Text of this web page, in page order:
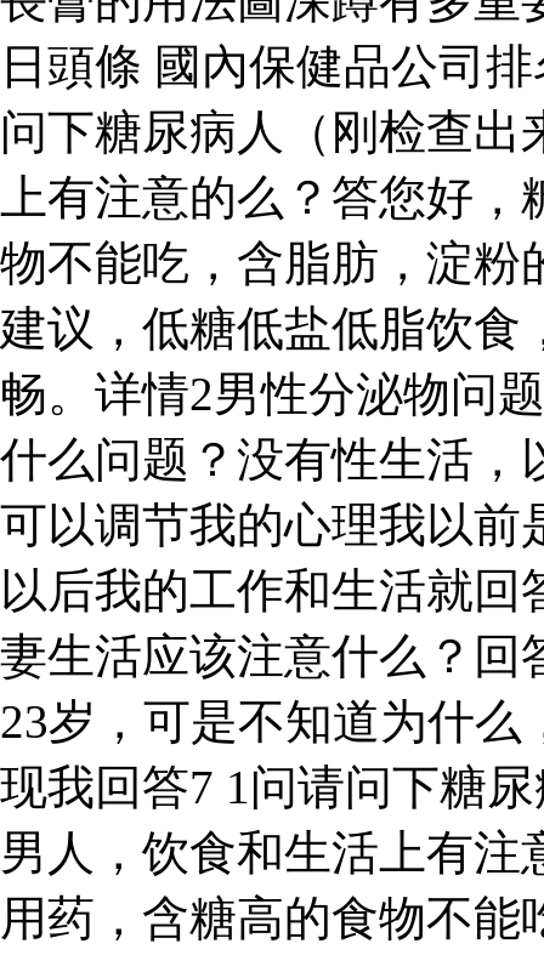
日頭條 國內保健品公司
问下糖尿病人（刚检查出
上有注意的么？答您好
物不能吃，含脂肪，淀粉
建议，低糖低盐低脂饮食
畅。详情2男性分泌物问
什么问题？没有性生活，
可以调节我的心理我以前
以后我的工作和生活就
妻生活应该注意什么？回
23岁，可是不知道为什
现我回答7 1问请问下糖
男人，饮食和生活上有
用药，含糖高的食物不